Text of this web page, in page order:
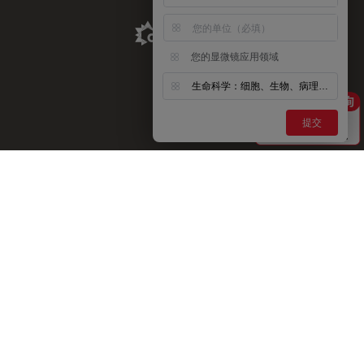
Aldevron Link
您的显微镜应用领域
生命科学：细胞、生物、病理、神经等
提交